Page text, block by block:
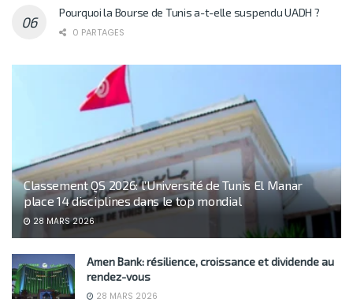
Pourquoi la Bourse de Tunis a-t-elle suspendu UADH ?
0 PARTAGES
Classement QS 2026: l’Université de Tunis El Manar
place 14 disciplines dans le top mondial
28 MARS 2026
Amen Bank: résilience, croissance et dividende au
rendez-vous
28 MARS 2026